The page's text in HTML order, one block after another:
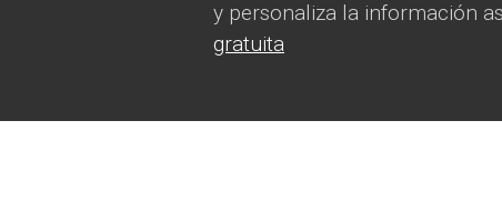
y personaliza la información
gratuita